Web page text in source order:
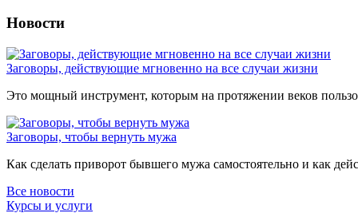
Новости
Заговоры, действующие мгновенно на все случаи жизни
Это мощный инструмент, которым на протяжении веков
Заговоры, чтобы вернуть мужа
Как сделать приворот бывшего мужа самостоятельно и как
Все новости
Курсы и услуги